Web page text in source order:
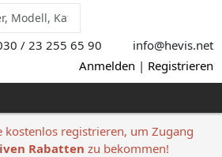
/ 23 255 65 90 info@hevis.net
Anmelden | Registrieren
kostenlos registrieren, um Zugang
Rabatten zu bekommen!